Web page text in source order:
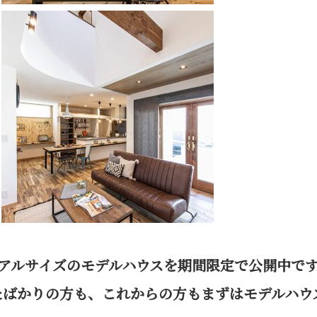
ルサイズのモデルハウスを期間限定で公開中です
かりの方も、これからの方もまずはモデルハウ